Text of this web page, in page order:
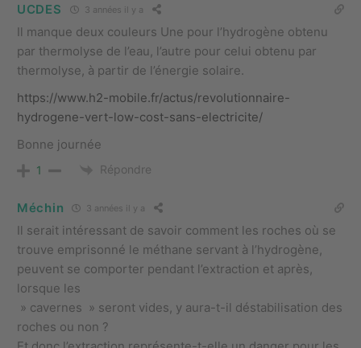
UCDES 3 années il y a
Il manque deux couleurs Une pour l’hydrogène obtenu
par thermolyse de l’eau, l’autre pour celui obtenu par
thermolyse, à partir de l’énergie solaire.
https://www.h2-mobile.fr/actus/revolutionnaire-
hydrogene-vert-low-cost-sans-electricite/
Bonne journée
1 Répondre
Méchin 3 années il y a
Il serait intéressant de savoir comment les roches où se
trouve emprisonné le méthane servant à l’hydrogène,
peuvent se comporter pendant l’extraction et après,
lorsque les
» cavernes » seront vides, y aura-t-il déstabilisation des
roches ou non ?